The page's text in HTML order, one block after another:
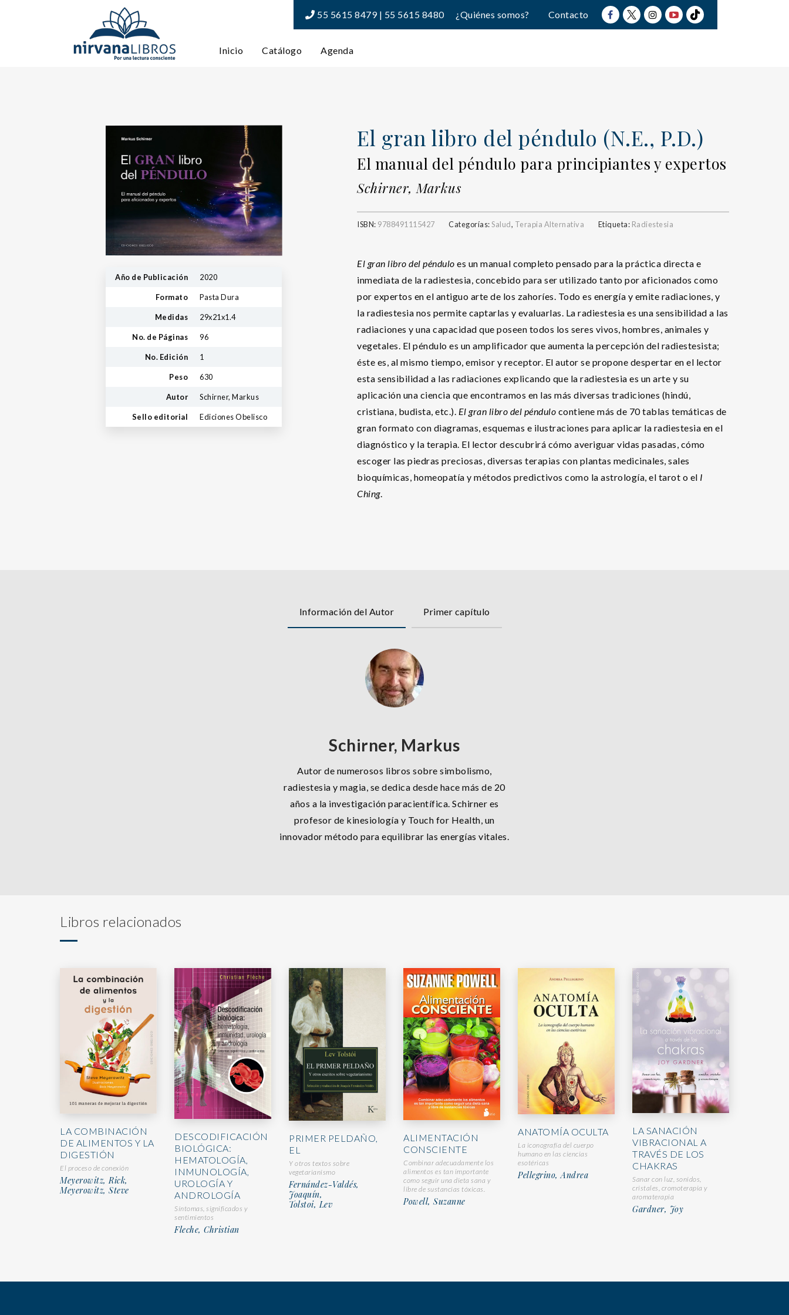
55 5615 8479 | 55 5615 8480 ¿Quiénes somos? Contacto
Inicio Catálogo Agenda
Año de Publicación 2020
Formato Pasta Dura
Medidas 29x21x1.4
No. de Páginas 96
No. Edición 1
Peso 630
Autor Schirner, Markus
Sello editorial Ediciones Obelisco
El gran libro del péndulo (N.E., P.D.)
El manual del péndulo para principiantes y expertos
Schirner, Markus
ISBN: 9788491115427 Categorías:Salud, Terapia Alternativa Etiqueta: Radiestesia
El gran libro del péndulo es un manual completo pensado para la práctica directa e
inmediata de la radiestesia, concebido para ser utilizado tanto por aficionados como
por expertos en el antiguo arte de los zahoríes. Todo es energía y emite radiaciones, y
la radiestesia nos permite captarlas y evaluarlas. La radiestesia es una sensibilidad a las
radiaciones y una capacidad que poseen todos los seres vivos, hombres, animales y
vegetales. El péndulo es un amplificador que aumenta la percepción del radiestesista;
éste es, al mismo tiempo, emisor y receptor. El autor se propone despertar en el lector
esta sensibilidad a las radiaciones explicando que la radiestesia es un arte y su
aplicación una ciencia que encontramos en las más diversas tradiciones (hindú,
cristiana, budista, etc.). El gran libro del péndulo contiene más de 70 tablas temáticas de
gran formato con diagramas, esquemas e ilustraciones para aplicar la radiestesia en el
diagnóstico y la terapia. El lector descubrirá cómo averiguar vidas pasadas, cómo
escoger las piedras preciosas, diversas terapias con plantas medicinales, sales
bioquímicas, homeopatía y métodos predictivos como la astrología, el tarot o el I
Ching.
Información del Autor Primer capítulo
Schirner, Markus
Autor de numerosos libros sobre simbolismo,
radiestesia y magia, se dedica desde hace más de 20
años a la investigación paracientífica. Schirner es
profesor de kinesiología y Touch for Health, un
innovador método para equilibrar las energías vitales.
Libros relacionados
LA COMBINACIÓN
DE ALIMENTOS Y LA
DIGESTIÓN
El proceso de conexión
Meyerowitz, Rick,
Meyerowitz, Steve
DESCODIFICACIÓN
BIOLÓGICA:
HEMATOLOGÍA,
INMUNOLOGÍA,
UROLOGÍA Y
ANDROLOGÍA
Síntomas, significados y
sentimientos
Fleche, Christian
PRIMER PELDAÑO,
EL
Y otros textos sobre
vegetarianismo
Fernández-Valdés,
Joaquín,
Tolstoi, Lev
ALIMENTACIÓN
CONSCIENTE
Combinar adecuadamente los
alimentos es tan importante
como seguir una dieta sana y
libre de sustancias tóxicas.
Powell, Suzanne
ANATOMÍA OCULTA
La iconografía del cuerpo
humano en las ciencias
esotéricas
Pellegrino, Andrea
LA SANACIÓN
VIBRACIONAL A
TRAVÉS DE LOS
CHAKRAS
Sanar con luz, sonidos,
cristales, cromoterapia y
aromaterapia
Gardner, Joy